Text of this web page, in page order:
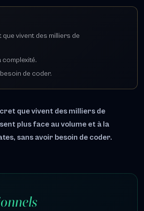
vivent des milliers de
de coder.
que vivent des milliers de
plus face au volume et à la
sans avoir besoin de coder.